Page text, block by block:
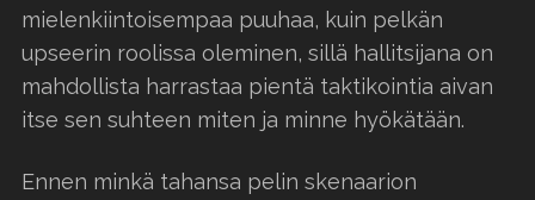
mielenkiintoisempaa puuhaa, kuin pelkän
upseerin roolissa oleminen, sillä hallitsijana on
mahdollista harrastaa pientä taktikointia aivan
itse sen suhteen miten ja minne hyökätään.
Ennen minkä tahansa pelin skenaarion